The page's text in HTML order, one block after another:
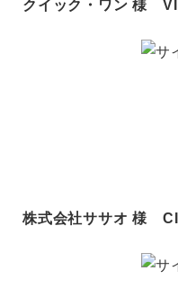
クイック・ワン 様 VI
株式会社ササオ 様